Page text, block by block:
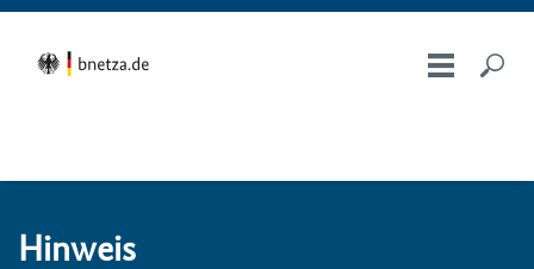
Hin­weis